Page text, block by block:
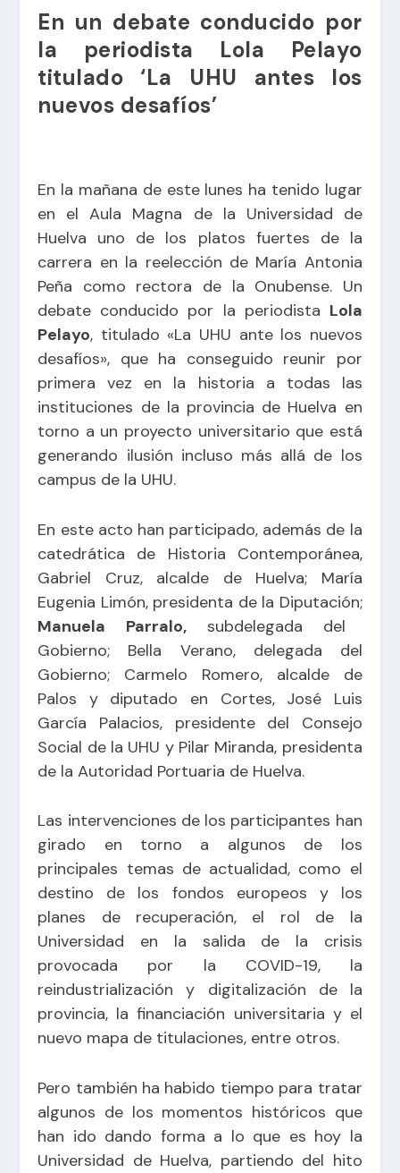
En un debate conducido por
la periodista Lola Pelayo
titulado ‘La UHU antes los
nuevos desafíos’
En la mañana de este lunes ha tenido lugar
en el Aula Magna de la Universidad de
Huelva uno de los platos fuertes de la
carrera en la reelección de María Antonia
Peña como rectora de la Onubense. Un
debate conducido por la periodista Lola
Pelayo, titulado «La UHU ante los nuevos
desafíos», que ha conseguido reunir por
primera vez en la historia a todas las
instituciones de la provincia de Huelva en
torno a un proyecto universitario que está
generando ilusión incluso más allá de los
campus de la UHU.
En este acto han participado, además de la
catedrática de Historia Contemporánea,
Gabriel Cruz, alcalde de Huelva; María
Eugenia Limón, presidenta de la Diputación;
Manuela Parralo,subdelegada del
Gobierno; Bella Verano, delegada del
Gobierno; Carmelo Romero, alcalde de
Palos y diputado en Cortes, José Luis
García Palacios, presidente del Consejo
Social de la UHU y Pilar Miranda, presidenta
de la Autoridad Portuaria de Huelva.
Las intervenciones de los participantes han
girado en torno a algunos de los
principales temas de actualidad, como el
destino de los fondos europeos y los
planes de recuperación, el rol de la
Universidad en la salida de la crisis
provocada por la COVID-19, la
reindustrialización y digitalización de la
provincia, la financiación universitaria y el
nuevo mapa de titulaciones, entre otros.
Pero también ha habido tiempo para tratar
algunos de los momentos históricos que
han ido dando forma a lo que es hoy la
Universidad de Huelva, partiendo del hito